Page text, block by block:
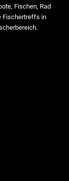
Fischen, Rad
Fischertreffs in